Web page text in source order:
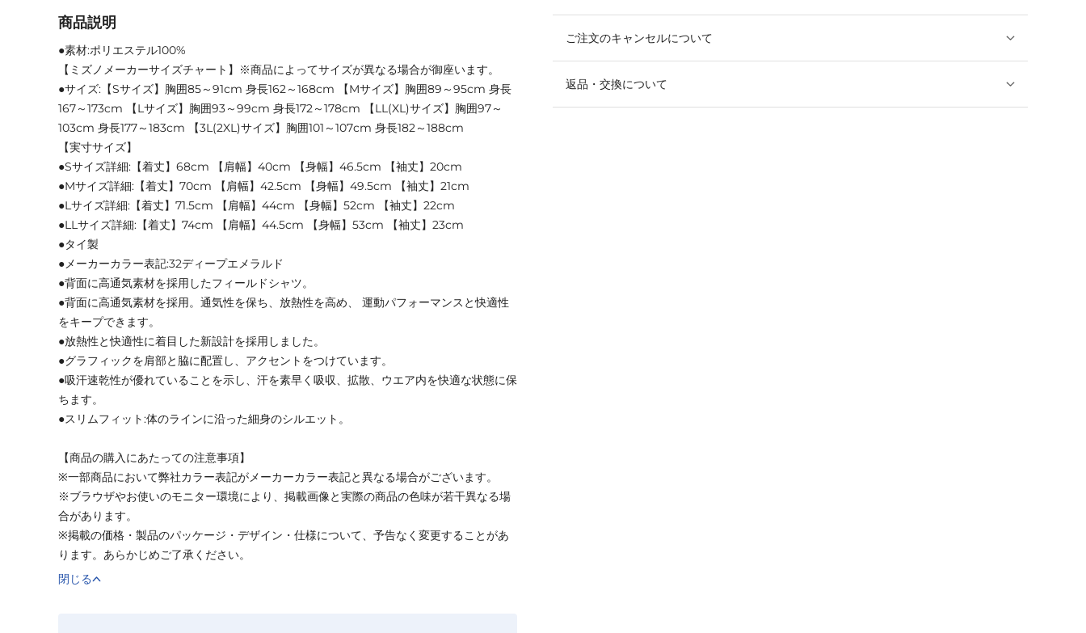
ご注文のキャンセルについて
返品・交換について
商品説明
●素材:ポリエステル100%
【ミズノメーカーサイズチャート】※商品によってサイズが異なる場合が御座います。
●サイズ:【Sサイズ】胸囲85～91cm 身長162～168cm 【Mサイズ】胸囲89～95cm 身長
167～173cm 【Lサイズ】胸囲93～99cm 身長172～178cm 【LL(XL)サイズ】胸囲97～
103cm 身長177～183cm 【3L(2XL)サイズ】胸囲101～107cm 身長182～188cm
【実寸サイズ】
●Sサイズ詳細:【着丈】68cm 【肩幅】40cm 【身幅】46.5cm 【袖丈】20cm
●Mサイズ詳細:【着丈】70cm 【肩幅】42.5cm 【身幅】49.5cm 【袖丈】21cm
●Lサイズ詳細:【着丈】71.5cm 【肩幅】44cm 【身幅】52cm 【袖丈】22cm
●LLサイズ詳細:【着丈】74cm 【肩幅】44.5cm 【身幅】53cm 【袖丈】23cm
●タイ製
●メーカーカラー表記:32ディープエメラルド
●背面に高通気素材を採用したフィールドシャツ。
●背面に高通気素材を採用。通気性を保ち、放熱性を高め、 運動パフォーマンスと快適性
をキープできます。
●放熱性と快適性に着目した新設計を採用しました。
●グラフィックを肩部と脇に配置し、アクセントをつけています。
●吸汗速乾性が優れていることを示し、汗を素早く吸収、拡散、ウエア内を快適な状態に保
ちます。
●スリムフィット:体のラインに沿った細身のシルエット。
【商品の購入にあたっての注意事項】
※一部商品において弊社カラー表記がメーカーカラー表記と異なる場合がございます。
※ブラウザやお使いのモニター環境により、掲載画像と実際の商品の色味が若干異なる場
合があります。
※掲載の価格・製品のパッケージ・デザイン・仕様について、予告なく変更することがあ
ります。あらかじめご了承ください。
閉じる